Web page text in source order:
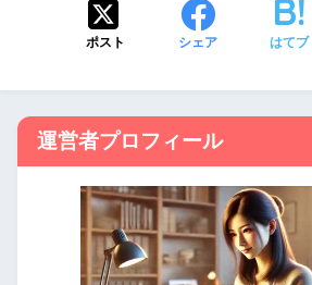
ポスト シェア はてブ
運営者プロフィール